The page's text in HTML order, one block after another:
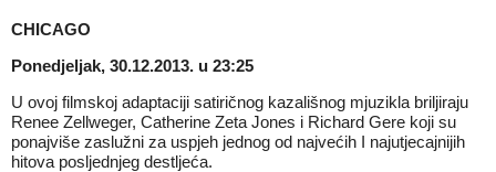
CHICAGO
Ponedjeljak, 30.12.2013. u 23:25
U ovoj filmskoj adaptaciji satiričnog kazališnog mjuzikla briljiraju
Renee Zellweger, Catherine Zeta Jones i Richard Gere koji su
ponajviše zaslužni za uspjeh jednog od najvećih I najutjecajnijih
hitova posljednjeg destljeća.